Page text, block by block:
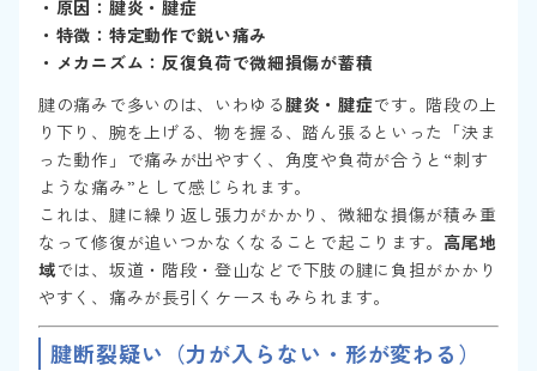
・原因：腱炎・腱症
・特徴：特定動作で鋭い痛み
・メカニズム：反復負荷で微細損傷が蓄積
腱の痛みで多いのは、いわゆる腱炎・腱症です。階段の上
り下り、腕を上げる、物を握る、踏ん張るといった「決ま
った動作」で痛みが出やすく、角度や負荷が合うと“刺す
ような痛み”として感じられます。
これは、腱に繰り返し張力がかかり、微細な損傷が積み重
なって修復が追いつかなくなることで起こります。 高尾地
域では、坂道・階段・登山などで下肢の腱に負担がかかり
やすく、痛みが長引くケースもみられます。
腱断裂疑い（力が入らない・形が変わる）